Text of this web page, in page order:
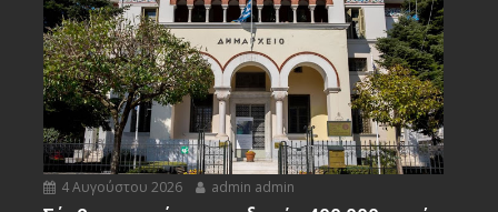
4 Αυγούστου 2026 admin admin